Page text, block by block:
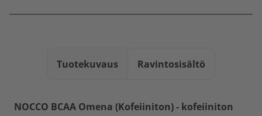
Tuotekuvaus Ravintosisältö
NOCCO BCAA Omena (Kofeiiniton) - kofeiiniton